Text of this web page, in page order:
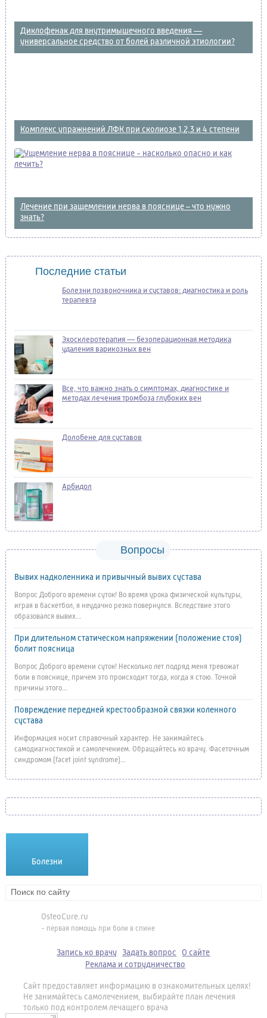
Диклофенак для внутримышечного введения —
универсальное средство от болей различной этиологии?
Комплекс упражнений ЛФК при сколиозе 1,2,3 и 4 степени
Лечение при защемлении нерва в пояснице – что нужно
знать?
Последние статьи
Болезни позвоночника и суставов: диагностика и роль
терапевта
Эхосклеротерапия — безоперационная методика
удаления варикозных вен
Все, что важно знать о симптомах, диагностике и
методах лечения тромбоза глубоких вен
Долобене для суставов
Арбидол
Вопросы
Вывих надколенника и привычный вывих сустава
Вопрос Доброго времени суток! Во время урока физической культуры,
играя в баскетбол, я неудачно резко повернулся. Вследствие этого
образовался вывих...
При длительном статическом напряжении (положение стоя)
болит поясница
Вопрос Доброго времени суток! Несколько лет подряд меня тревожат
боли в пояснице, причем это происходит тогда, когда я стою. Точной
причины этого...
Повреждение передней крестообразной связки коленного
сустава
Информация носит справочный характер. Не занимайтесь
самодиагностикой и самолечением. Обращайтесь ко врачу. Фасеточным
синдромом (facet joint syndrome)...
Болезни
OsteoCure.ru
- первая помощь при боли в спине
Запись ко врачу Задать вопрос
О сайте
Реклама и сотрудничество
Сайт предоставляет информацию в ознакомительных целях!
Не занимайтесь самолечением, выбирайте план лечения
только под контролем лечащего врача